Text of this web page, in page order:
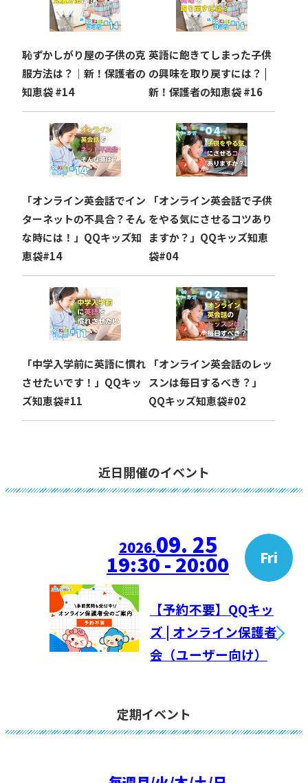
ョ
ン
恥ずかしがり屋の子供の克
服方法は？｜新！保護者の
知恵袋 #14
英語に飽きてしまった子供
の興味を取り戻すには？ |
新！保護者の知恵袋 #16
「オンライン英会話でイン
ターネットの不具合？そん
な時には！」QQキッズ知
恵袋#14
「オンライン英会話で子供
をやる気にさせるコツあり
ますか？」QQキッズ知恵
袋#04
「中学入学前に英語に慣れ
させたいです！」QQキッ
ズ知恵袋#11
「オンライン英会話のレッ
スンは毎日するべき？」
QQキッズ知恵袋#02
近日開催のイベント
2026.09. 25 Fri
19:30 - 20:00
【予約不要】QQキッ
ズ | オンライン保護者
会（ユーザー向け）
定期イベント